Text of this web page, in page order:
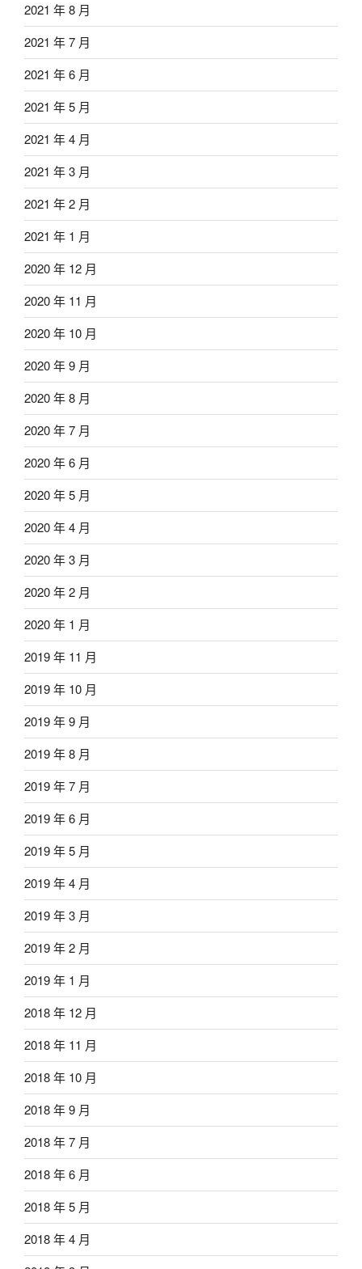
2021 年 8 月
2021 年 7 月
2021 年 6 月
2021 年 5 月
2021 年 4 月
2021 年 3 月
2021 年 2 月
2021 年 1 月
2020 年 12 月
2020 年 11 月
2020 年 10 月
2020 年 9 月
2020 年 8 月
2020 年 7 月
2020 年 6 月
2020 年 5 月
2020 年 4 月
2020 年 3 月
2020 年 2 月
2020 年 1 月
2019 年 11 月
2019 年 10 月
2019 年 9 月
2019 年 8 月
2019 年 7 月
2019 年 6 月
2019 年 5 月
2019 年 4 月
2019 年 3 月
2019 年 2 月
2019 年 1 月
2018 年 12 月
2018 年 11 月
2018 年 10 月
2018 年 9 月
2018 年 7 月
2018 年 6 月
2018 年 5 月
2018 年 4 月